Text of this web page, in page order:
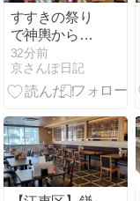
る過ごし方と
話題の理由と
は？〓〓️
すすきの祭り
で神輿から餅
をまいていた
32分前
京さんぽ日記